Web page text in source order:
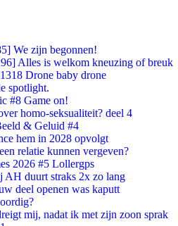
We zijn begonnen!
Alles is welkom kneuzing of breuk
Drone baby drone
spotlight.
#8 Game on!
homo-seksualiteit? deel 4
& Geluid #4
hem in 2028 opvolgt
relatie kunnen vergeven?
2026 #5 Lollergps
AH duurt straks 2x zo lang
deel openen was kaputt
mij, nadat ik met zijn zoon sprak